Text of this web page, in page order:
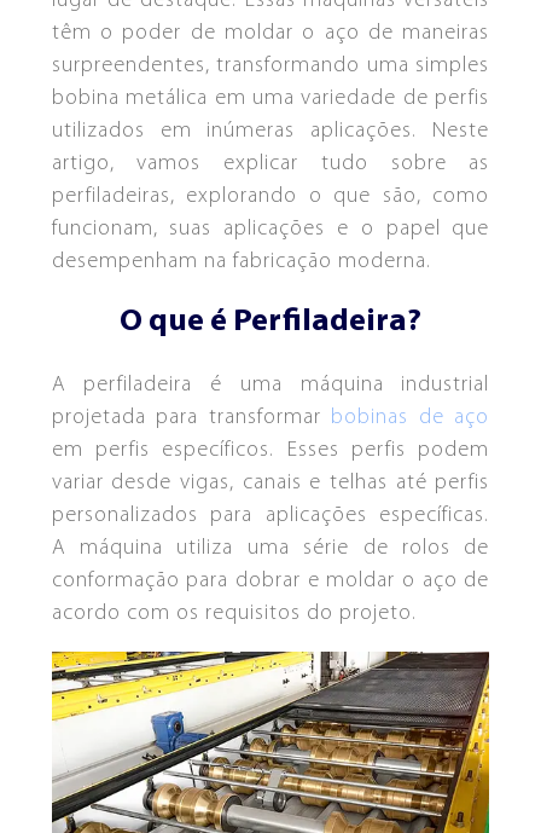
PERFILADEIRA DE PAINEL FORRO
ESQUADROS®
ESQUADROS®
LINHAS DE CORTE COMBINADO
LCTL ESQUADROS®
DESBOBINADORES
DESBOBINADORES
EMPRESA
QUEM SOMOS NOSSA HISTÓRIA
PRODUTOS
BLOG
CONTATO
têm o poder de moldar o aço de maneiras
surpreendentes, transformando uma simples
bobina metálica em uma variedade de perfis
utilizados em inúmeras aplicações. Neste
artigo, vamos explicar tudo sobre as
perfiladeiras, explorando o que são, como
funcionam, suas aplicações e o papel que
desempenham na fabricação moderna.
O que é Perfiladeira?
A perfiladeira é uma máquina industrial
projetada para transformar bobinas de aço
em perfis específicos. Esses perfis podem
variar desde vigas, canais e telhas até perfis
personalizados para aplicações específicas.
A máquina utiliza uma série de rolos de
conformação para dobrar e moldar o aço de
acordo com os requisitos do projeto.